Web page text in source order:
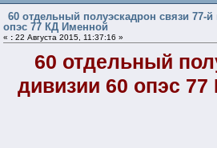
60 отдельный полуэскадрон связи 77-
опэс 77 КД Именной
« :22 Августа 2015, 11:37:16 »
60 отдельный
дивизии 60 опэс